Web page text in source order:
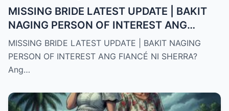
MISSING BRIDE LATEST UPDATE | BAKIT
NAGING PERSON OF INTEREST ANG
FIANCÉ NI SHERRA?
MISSING BRIDE LATEST UPDATE | BAKIT NAGING
PERSON OF INTEREST ANG FIANCÉ NI SHERRA?
Ang…